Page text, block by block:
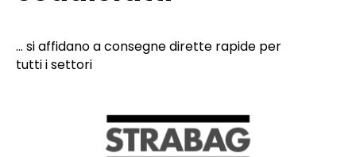
... si affidano a consegne dirette rapide per
tutti i settori